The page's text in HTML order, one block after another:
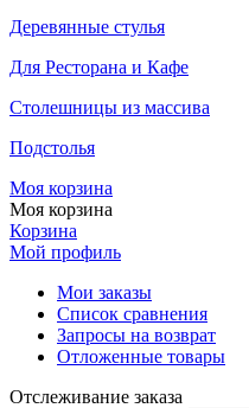
Деревянные стулья
Для Ресторана и Кафе
Столешницы из массива
Подстолья
Моя корзина
Моя корзина
Корзина
Мой профиль
Мои заказы
Список сравнения
Запросы на возврат
Отложенные товары
Отслеживание заказа